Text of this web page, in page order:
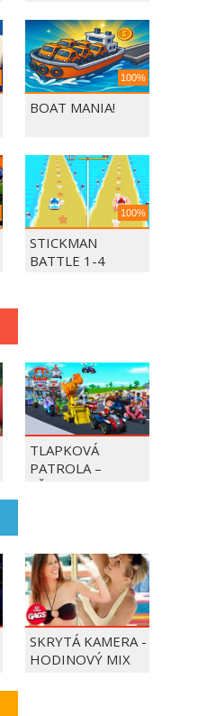
100%
BOAT MANIA!
100%
STICKMAN
BATTLE 1-4
TLAPKOVÁ
PATROLA –
VŠETKY LABKY DO
SKRYTÁ KAMERA -
HODINOVÝ MIX